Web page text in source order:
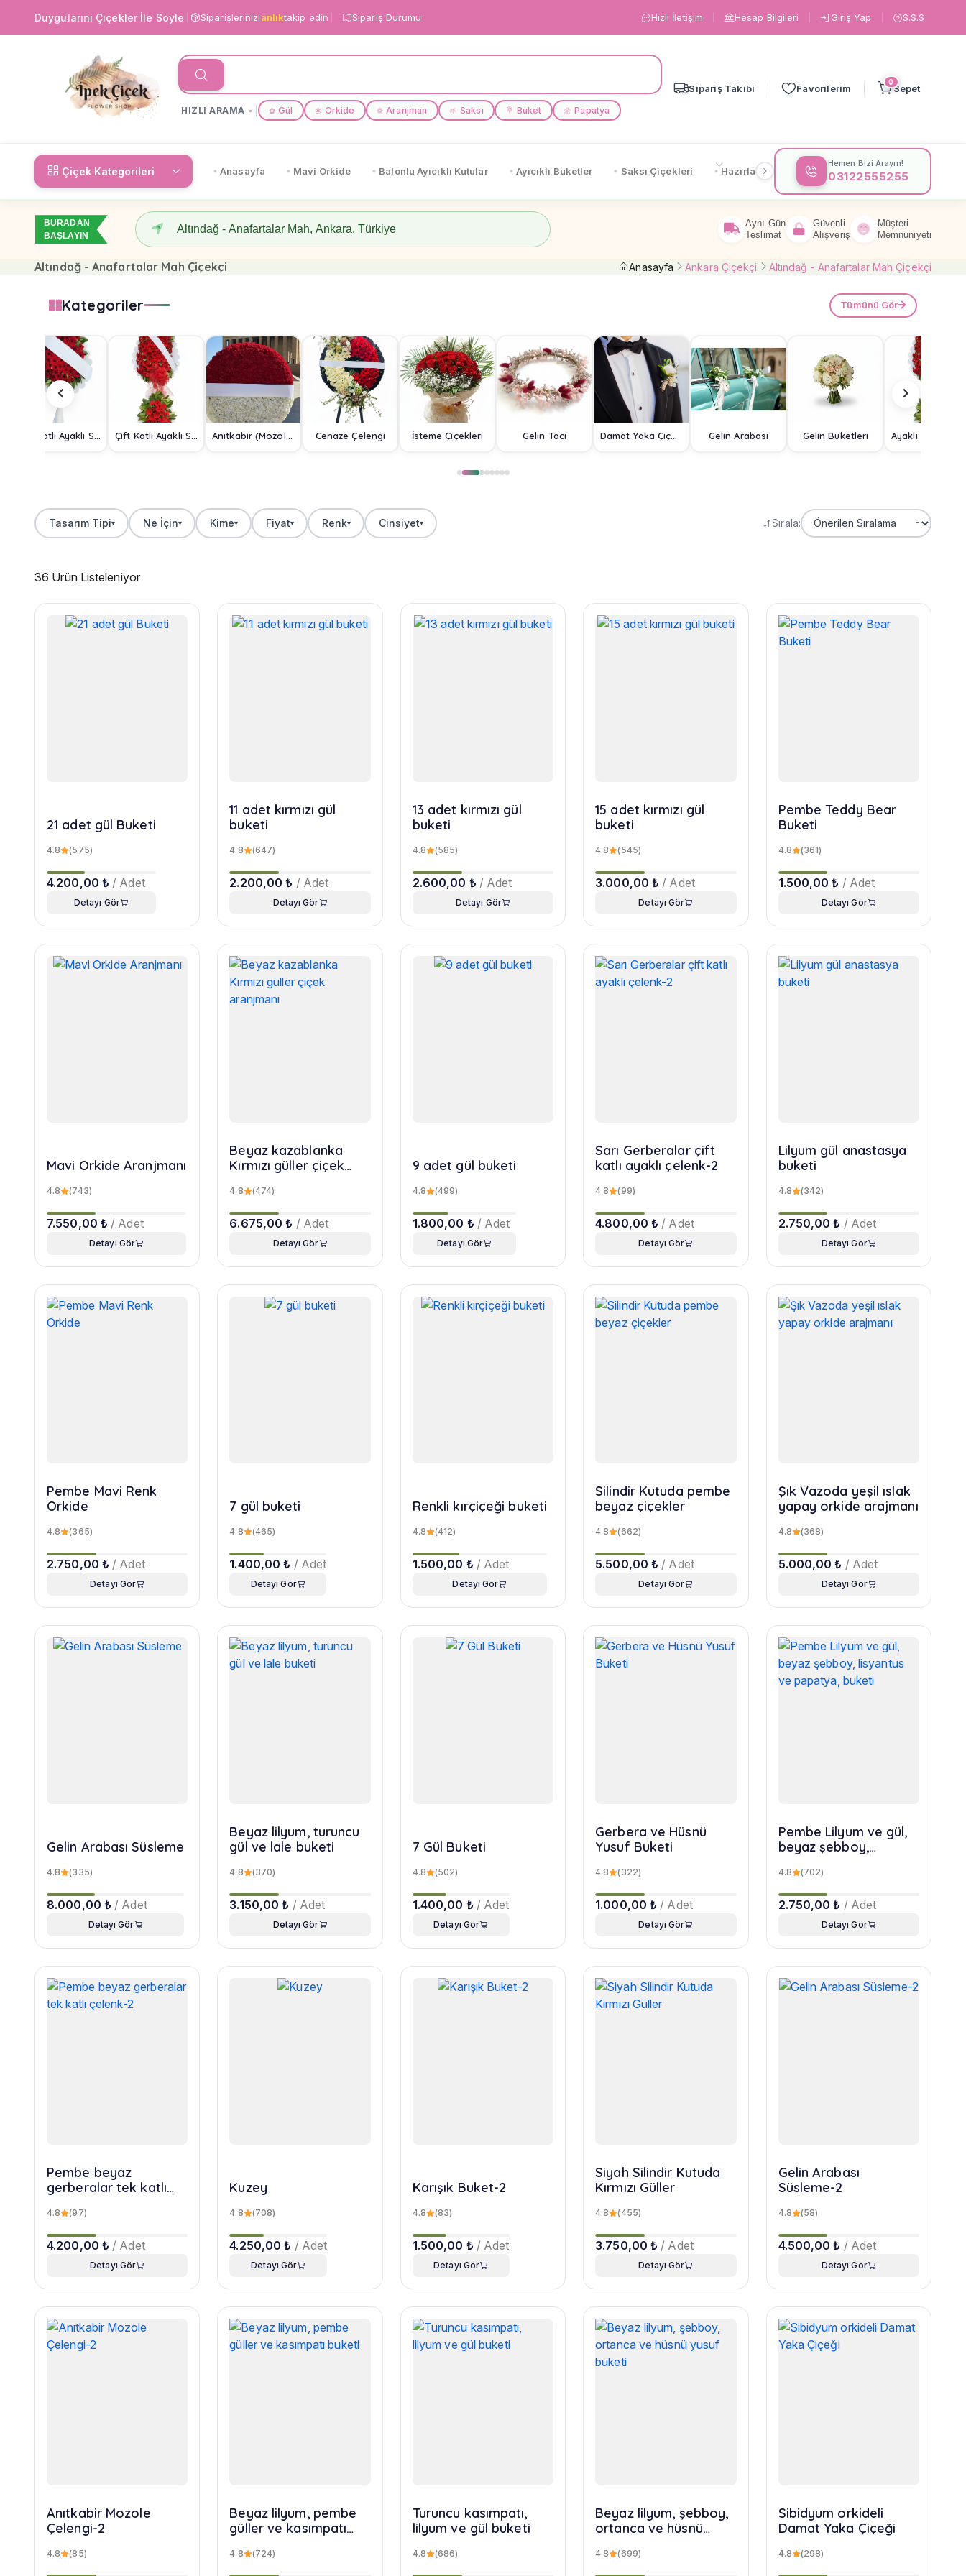
Duygularını Çiçekler İle Söyle Siparişlerinizianlıktakip edin Sipariş Durumu Hızlı İletişim Hesap Bilgileri Giriş Yap S.S.S
HIZLI ARAMA ✿ Gül ❀ Orkide ❁ Aranjman 🌱 Saksı 💐 Buket 🌼 Papatya
Sipariş Takibi Favorilerim
0
Sepet
Çiçek Kategorileri Anasayfa Mavi Orkide Balonlu Ayıcıklı Kutular Ayıcıklı Buketler Saksı Çiçekleri Hazırlanışa Göre Çiçeklere Göre
Hemen Bizi Arayın!
03122555255
BURADAN
BAŞLAYIN
Aynı Gün
Teslimat
Güvenli
Alışveriş
Müşteri
Memnuniyeti
Altındağ - Anafartalar Mah Çiçekçi Anasayfa Ankara Çiçekçi Altındağ - Anafartalar Mah Çiçekçi
Kategoriler Tümünü Gör
Tek Katlı Ayaklı Sepet Çift Katlı Ayaklı Sepet Anıtkabir (Mozole) Çelengi Cenaze Çelengi İsteme Çiçekleri Gelin Tacı Damat Yaka Çiçeği Gelin Arabası Gelin Buketleri
Tasarım Tipi▾ Ne İçin▾ Kime▾ Fiyat▾ Renk▾ Cinsiyet▾ Sırala:
36 Ürün Listeleniyor
21 adet gül Buketi
4.8 (575)
4.200,00 ₺ / Adet
Detayı Gör
11 adet kırmızı gül
buketi
4.8 (647)
2.200,00 ₺ / Adet
Detayı Gör
13 adet kırmızı gül
buketi
4.8 (585)
2.600,00 ₺ / Adet
Detayı Gör
15 adet kırmızı gül
buketi
4.8 (545)
3.000,00 ₺ / Adet
Detayı Gör
Pembe Teddy Bear
Buketi
4.8 (361)
1.500,00 ₺ / Adet
Detayı Gör
Mavi Orkide Aranjmanı
4.8 (743)
7.550,00 ₺ / Adet
Detayı Gör
Beyaz kazablanka
Kırmızı güller çiçek
4.8 (474)
6.675,00 ₺ / Adet
Detayı Gör
9 adet gül buketi
4.8 (499)
1.800,00 ₺ / Adet
Detayı Gör
Sarı Gerberalar çift
katlı ayaklı çelenk-2
4.8 (99)
4.800,00 ₺ / Adet
Detayı Gör
Lilyum gül anastasya
buketi
4.8 (342)
2.750,00 ₺ / Adet
Detayı Gör
Pembe Mavi Renk
Orkide
4.8 (365)
2.750,00 ₺ / Adet
Detayı Gör
7 gül buketi
4.8 (465)
1.400,00 ₺ / Adet
Detayı Gör
Renkli kırçiçeği buketi
4.8 (412)
1.500,00 ₺ / Adet
Detayı Gör
Silindir Kutuda pembe
beyaz çiçekler
4.8 (662)
5.500,00 ₺ / Adet
Detayı Gör
Şık Vazoda yeşil ıslak
yapay orkide arajmanı
4.8 (368)
5.000,00 ₺ / Adet
Detayı Gör
Gelin Arabası Süsleme
4.8 (335)
8.000,00 ₺ / Adet
Detayı Gör
Beyaz lilyum, turuncu
gül ve lale buketi
4.8 (370)
3.150,00 ₺ / Adet
Detayı Gör
7 Gül Buketi
4.8 (502)
1.400,00 ₺ / Adet
Detayı Gör
Gerbera ve Hüsnü
Yusuf Buketi
4.8 (322)
1.000,00 ₺ / Adet
Detayı Gör
Pembe Lilyum ve gül,
beyaz şebboy,
buketi
4.8 (702)
2.750,00 ₺ / Adet
Detayı Gör
Pembe beyaz
gerberalar tek katlı
4.8 (97)
4.200,00 ₺ / Adet
Detayı Gör
Kuzey
4.8 (708)
4.250,00 ₺ / Adet
Detayı Gör
Karışık Buket-2
4.8 (83)
1.500,00 ₺ / Adet
Detayı Gör
Siyah Silindir Kutuda
Kırmızı Güller
4.8 (455)
3.750,00 ₺ / Adet
Detayı Gör
Gelin Arabası
Süsleme-2
4.8 (58)
4.500,00 ₺ / Adet
Detayı Gör
Anıtkabir Mozole
Çelengi-2
4.8 (85)
Beyaz lilyum, pembe
güller ve kasımpatı
4.8 (724)
Turuncu kasımpatı,
lilyum ve gül buketi
4.8 (686)
Beyaz lilyum, şebboy,
ortanca ve hüsnü
4.8 (699)
Sibidyum orkideli
Damat Yaka Çiçeği
4.8 (298)